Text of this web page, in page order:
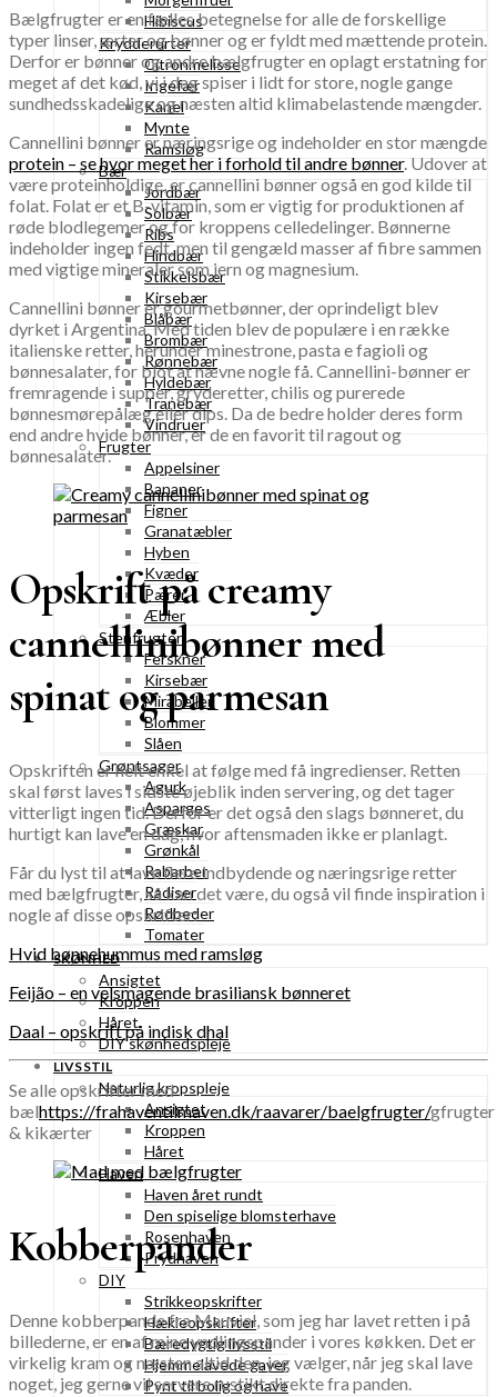
Hibiscus
Krydderurter
Citronmelisse
Ingefær
Kanel
Mynte
Ramsløg
Bær
Jordbær
Solbær
Ribs
Hindbær
Stikkelsbær
Kirsebær
Blåbær
Brombær
Rønnebær
Hyldebær
Tranebær
Vindruer
Frugter
Appelsiner
Bananer
Figner
Granatæbler
Hyben
Kvæder
Pærer
Æbler
Stenfrugter
Ferskner
Kirsebær
Mirabeller
Blommer
Slåen
Grøntsager
Agurk
Asparges
Græskar
Grønkål
Rabarber
Radiser
Rødbeder
Tomater
SKØNHED
Ansigtet
Kroppen
Håret
DIY skønhedspleje
LIVSSTIL
Naturlig kropspleje
Ansigtet
Kroppen
Håret
Haven
Haven året rundt
Den spiselige blomsterhave
Rosenhaven
Prydhaven
DIY
Strikkeopskrifter
Hækleopskrifter
Bæredygtig livsstil
Hjemmelavede gaver
Pynt til bolig og have
Bælgfrugter er en fælles betegnelse for alle de forskellige
typer linser, ærter og bønner og er fyldt med mættende protein.
Derfor er bønner og andre bælgfrugter en oplagt erstatning for
meget af det kød, vi i dag spiser i lidt for store, nogle gange
sundhedsskadelige og næsten altid klimabelastende mængder.
Cannellini bønner er næringsrige og indeholder en stor mængde
protein – se hvor meget her i forhold til andre bønner. Udover at
være proteinholdige, er cannellini bønner også en god kilde til
folat. Folat er et B-vitamin, som er vigtig for produktionen af
røde blodlegemer og for kroppens celledelinger. Bønnerne
indeholder ingen fedt, men til gengæld masser af fibre sammen
med vigtige mineraler som jern og magnesium.
Cannellini bønner er gourmetbønner, der oprindeligt blev
dyrket i Argentina. Med tiden blev de populære i en række
italienske retter, herunder minestrone, pasta e fagioli og
bønnesalater, for blot at nævne nogle få. Cannellini-bønner er
fremragende i supper, gryderetter, chilis og purerede
bønnesmørepålæg eller dips. Da de bedre holder deres form
end andre hvide bønner, er de en favorit til ragout og
bønnesalater.
Opskrift på creamy
cannellinibønner med
spinat og parmesan
Opskriften er helt enkel at følge med få ingredienser. Retten
skal først laves i sidste øjeblik inden servering, og det tager
vitterligt ingen tid. Derfor er det også den slags bønneret, du
hurtigt kan lave en dag, hvor aftensmaden ikke er planlagt.
Får du lyst til at lave flere indbydende og næringsrige retter
med bælgfrugter, så kan det være, du også vil finde inspiration i
nogle af disse opskrifter:
Hvid bønnehummus med ramsløg
Feijão – en velsmagende brasiliansk bønneret
Daal – opskrift på indisk dhal
Se alle opskrifter med
bælhttps://frahaventilmaven.dk/raavarer/baelgfrugter/gfrugter
& kikærter
Kobberpander
Denne kobberpande fra Mauviel, som jeg har lavet retten i på
billederne, er en af mine yndlingspander i vores køkken. Det er
virkelig kram og næsten altid den, jeg vælger, når jeg skal lave
noget, jeg gerne vil servere rustikt direkte fra panden.